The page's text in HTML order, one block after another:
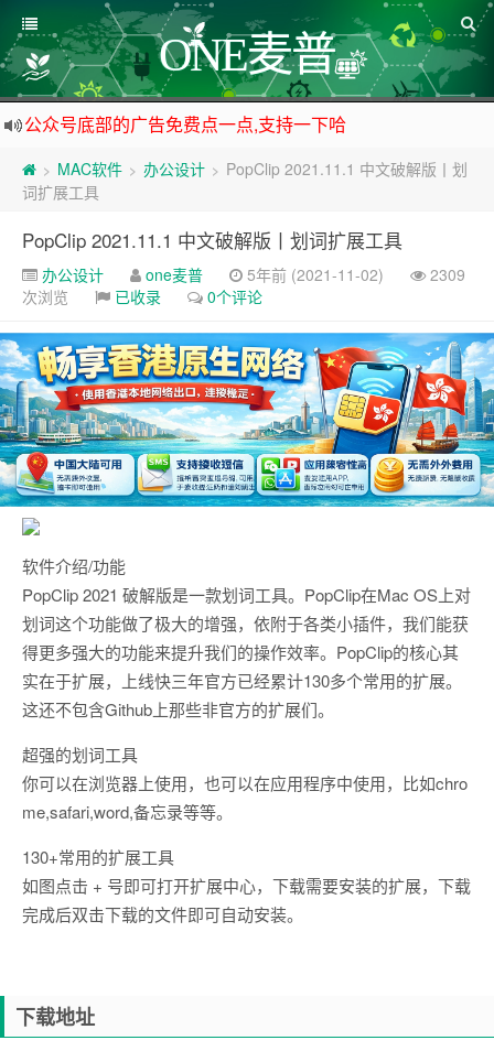
ONE麦普
公众号底部的广告免费点一点,支持一下哈
资源来之不易,大家低调使用
如下载链接被封,请在网站留言给我们
> MAC软件 > 办公设计 > PopClip 2021.11.1 中文破解版丨划
词扩展工具
PopClip 2021.11.1 中文破解版丨划词扩展工具
办公设计 one麦普 5年前 (2021-11-02)
2309
次浏览
已收录 0个评论
软件介绍/功能
PopClip 2021 破解版是一款划词工具。PopClip在Mac OS上对
划词这个功能做了极大的增强，依附于各类小插件，我们能获
得更多强大的功能来提升我们的操作效率。PopClip的核心其
实在于扩展，上线快三年官方已经累计130多个常用的扩展。
这还不包含Github上那些非官方的扩展们。
超强的划词工具
你可以在浏览器上使用，也可以在应用程序中使用，比如chro
me,safari,word,备忘录等等。
130+常用的扩展工具
如图点击 + 号即可打开扩展中心，下载需要安装的扩展，下载
完成后双击下载的文件即可自动安装。
下载地址